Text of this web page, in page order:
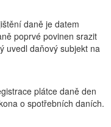
daně je datem
poprvé povinen srazit
uvedl daňový subjekt na
plátce daně den
o spotřebních daních.